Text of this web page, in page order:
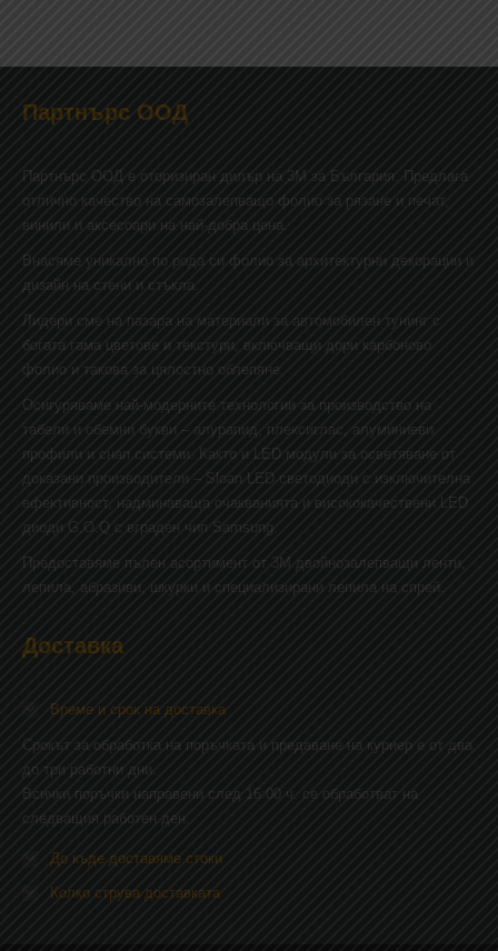
Партнърс ООД
Партнърс ООД e оторизиран дилър на 3М за България. Предлага
отлично качество на самозалепващо фолио за рязане и печат,
винили и аксесоари на най-добра цена.
Внасяме уникално по рода си фолио за архитектурни декорации и
дизайн на стени и стъкла.
Лидери сме на пазара на материали за автомобилен тунинг с
богата гама цветове и текстури, включващи дори карбоново
фолио и такова за цялостно облепяне.
Осигуряваме най-модерните технологии за производство на
табели и обемни букви – алурапид, плексиглас, алуминиеви
профили и снап системи. Както и LED модули за осветяване от
доказани производители – Sloan LED светодиоди с изключителна
ефективност, надминаваща очакванията и висококачествени LED
диоди G.O.Q с вграден чип Samsung.
Предоставяме пълен асортимент от 3М двойнозалепващи ленти,
лепила, абразиви, шкурки и специализирани лепила на спрей.
Доставка
Време и срок на доставка
Срокът за обработка на поръчката и предаване на куриер е от два
до три работни дни.
Всички поръчки направени след 16:00 ч. се обработват на
следващия работен ден.
До къде доставяме стоки
Колко струва доставката